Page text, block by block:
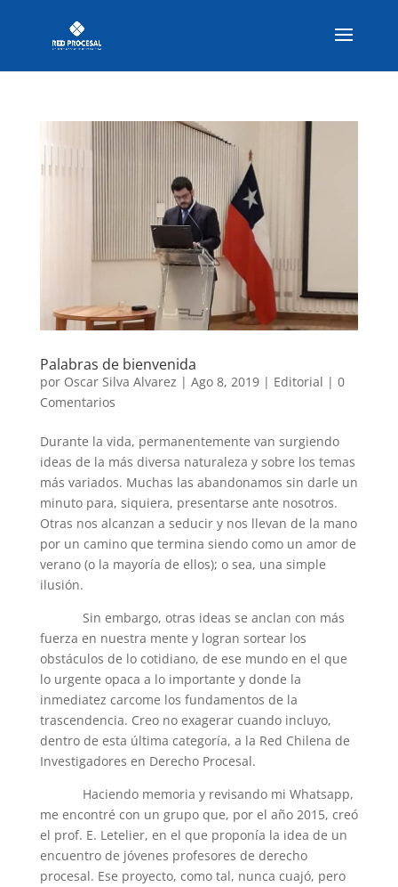
Palabras de bienvenida
por Oscar Silva Alvarez | Ago 8, 2019| Editorial | 0
Comentarios
Durante la vida, permanentemente van surgiendo
ideas de la más diversa naturaleza y sobre los temas
más variados. Muchas las abandonamos sin darle un
minuto para, siquiera, presentarse ante nosotros.
Otras nos alcanzan a seducir y nos llevan de la mano
por un camino que termina siendo como un amor de
verano (o la mayoría de ellos); o sea, una simple
ilusión.
Sin embargo, otras ideas se anclan con más
fuerza en nuestra mente y logran sortear los
obstáculos de lo cotidiano, de ese mundo en el que
lo urgente opaca a lo importante y donde la
inmediatez carcome los fundamentos de la
trascendencia. Creo no exagerar cuando incluyo,
dentro de esta última categoría, a la Red Chilena de
Investigadores en Derecho Procesal.
Haciendo memoria y revisando mi Whatsapp,
me encontré con un grupo que, por el año 2015, creó
el prof. E. Letelier, en el que proponía la idea de un
encuentro de jóvenes profesores de derecho
procesal. Ese proyecto, como tal, nunca cuajó, pero